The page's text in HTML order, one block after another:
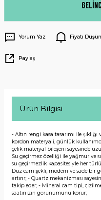
Yorum Yaz Fiyatı
Paylaş
Ürün Bilgisi
- Altın rengi kasa tasarımı ile
kordon materyali, günlük
çelik materyal bileşeni sayesinde
Su geçirmez özelliği ile yağmur ve
su geçirmezlik kapasitesiyle her
Düz cam şekli, modern ve sade bir
artırır; - Quartz mekanizması
takip eder; - Mineral cam tipi,
saatinizin görünümünü korur;